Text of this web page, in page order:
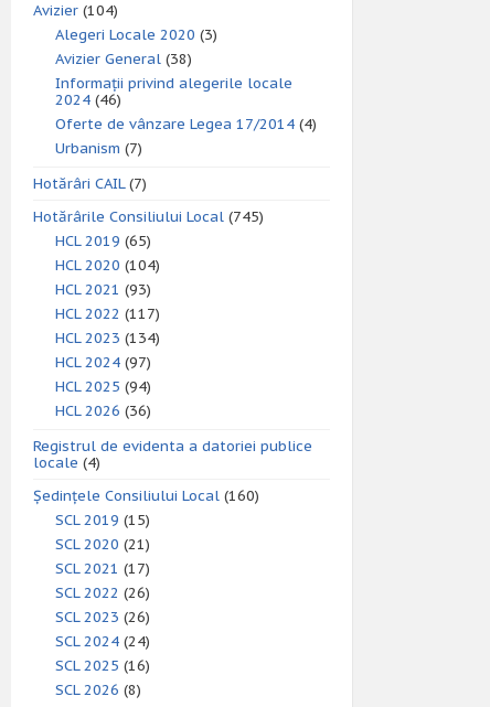
Avizier (104)
Alegeri Locale 2020 (3)
Avizier General (38)
Informații privind alegerile locale
2024 (46)
Oferte de vânzare Legea 17/2014 (4)
Urbanism (7)
Hotărâri CAIL(7)
Hotărârile Consiliului Local (745)
HCL 2019 (65)
HCL 2020 (104)
HCL 2021 (93)
HCL 2022 (117)
HCL 2023 (134)
HCL 2024 (97)
HCL 2025 (94)
HCL 2026 (36)
Registrul de evidenta a datoriei publice
locale (4)
Ședințele Consiliului Local (160)
SCL 2019 (15)
SCL 2020 (21)
SCL 2021 (17)
SCL 2022 (26)
SCL 2023 (26)
SCL 2024 (24)
SCL 2025 (16)
SCL 2026 (8)